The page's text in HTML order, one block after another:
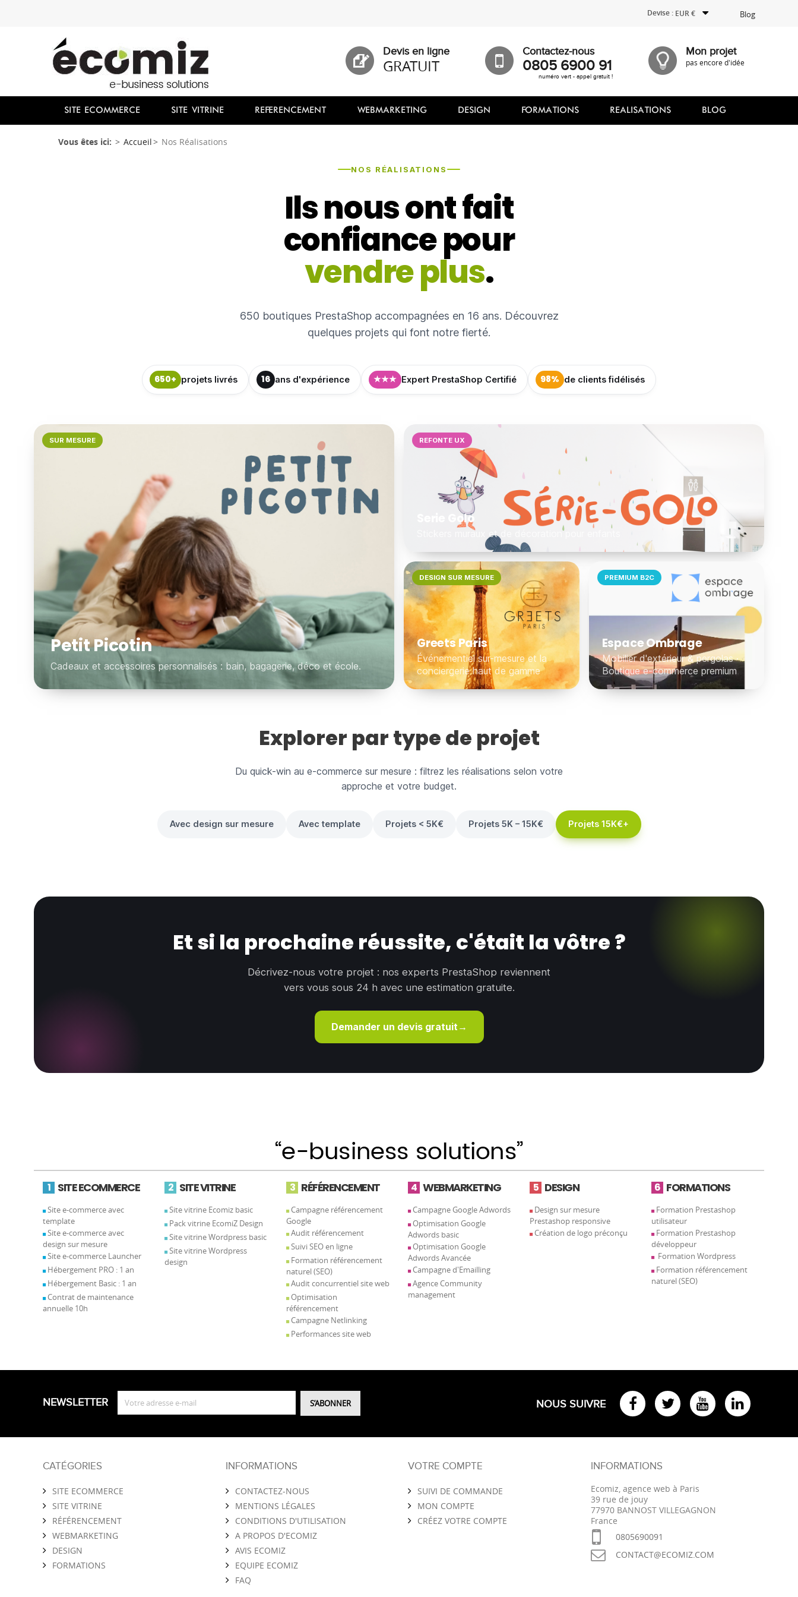
Devise : EUR € Blog
Devis en ligne
GRATUIT
Contactez-nous
0805 6900 91
numéro vert - appel gratuit !
Mon projet
pas encore d'idée
SITE ECOMMERCE SITE VITRINE REFERENCEMENT WEBMARKETING DESIGN FORMATIONS REALISATIONS BLOG
Vous êtes ici: Accueil Nos Réalisations
NOS RÉALISATIONS
Ils nous ont fait
confiance pour
vendre plus.
650 boutiques PrestaShop accompagnées en 16 ans. Découvrez
quelques projets qui font notre fierté.
650+ projets livrés 16 ans d'expérience ★★★ Expert PrestaShop Certifié 98% de clients fidélisés
SUR MESURE
Petit Picotin
Cadeaux et accessoires personnalisés : bain, bagagerie, déco et école.
REFONTE UX
Serie Golo
Stickers muraux et de décoration pour enfants
DESIGN SUR MESURE
Greets Paris
Événementiel sur-mesure et la
conciergerie haut de gamme
PREMIUM B2C
Espace Ombrage
Mobilier d'extérieur & pergolas ·
Boutique e-commerce premium
Explorer par type de projet
Du quick-win au e-commerce sur mesure : filtrez les réalisations selon votre
approche et votre budget.
Avec design sur mesure Avec template Projets < 5K€ Projets 5K – 15K€ Projets 15K€+
Ma Bonne Viande Sailonet
Conception et fabrication de voile de bateau
Et si la prochaine réussite, c'était la vôtre ?
Décrivez-nous votre projet : nos experts PrestaShop reviennent
vers vous sous 24 h avec une estimation gratuite.
Demander un devis gratuit →
1 SITE ECOMMERCE
Site e-commerce avec
template
Site e-commerce avec
design sur mesure
Site e-commerce Launcher
Hébergement PRO : 1 an
Hébergement Basic : 1 an
Contrat de maintenance
annuelle 10h
2 SITE VITRINE
Site vitrine Ecomiz basic
Pack vitrine EcomiZ Design
Site vitrine Wordpress basic
Site vitrine Wordpress
design
3 RÉFÉRENCEMENT
Campagne référencement
Google
Audit référencement
Suivi SEO en ligne
Formation référencement
naturel (SEO)
Audit concurrentiel site web
Optimisation
référencement
Campagne Netlinking
Performances site web
4 WEBMARKETING
Campagne Google Adwords
Optimisation Google
Adwords basic
Optimisation Google
Adwords Avancée
Campagne d'Emailling
Agence Community
management
5 DESIGN
Design sur mesure
Prestashop responsive
Création de logo préconçu
6 FORMATIONS
Formation Prestashop
utilisateur
Formation Prestashop
développeur
Formation Wordpress
Formation référencement
naturel (SEO)
NEWSLETTER NOUS SUIVRE
CATÉGORIES
SITE ECOMMERCE
SITE VITRINE
RÉFÉRENCEMENT
WEBMARKETING
DESIGN
FORMATIONS
INFORMATIONS
CONTACTEZ-NOUS
MENTIONS LÉGALES
CONDITIONS D'UTILISATION
A PROPOS D'ECOMIZ
AVIS ECOMIZ
EQUIPE ECOMIZ
FAQ
VOTRE COMPTE
SUIVI DE COMMANDE
MON COMPTE
CRÉEZ VOTRE COMPTE
INFORMATIONS
Ecomiz, agence web à Paris
39 rue de jouy
77970 BANNOST VILLEGAGNON
France
0805690091
CONTACT@ECOMIZ.COM